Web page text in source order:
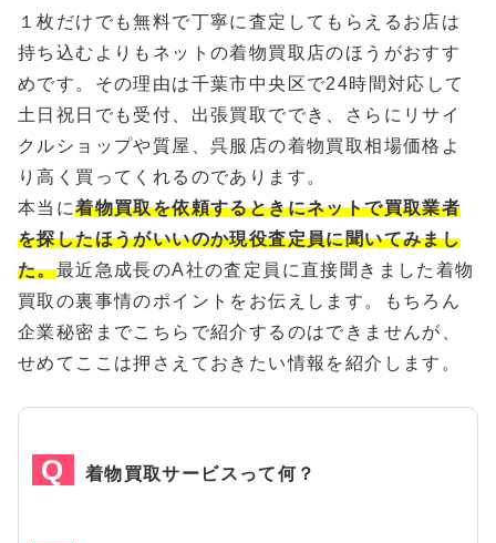
１枚だけでも無料で丁寧に査定してもらえるお店は
持ち込むよりもネットの着物買取店のほうがおすす
めです。その理由は千葉市中央区で24時間対応して
土日祝日でも受付、出張買取ででき、さらにリサイ
クルショップや質屋、呉服店の着物買取相場価格よ
り高く買ってくれるのであります。
本当に着物買取を依頼するときにネットで買取業者
を探したほうがいいのか現役査定員に聞いてみまし
た。最近急成長のA社の査定員に直接聞きました着物
買取の裏事情のポイントをお伝えします。もちろん
企業秘密までこちらで紹介するのはできませんが、
せめてここは押さえておきたい情報を紹介します。
着物買取サービスって何？